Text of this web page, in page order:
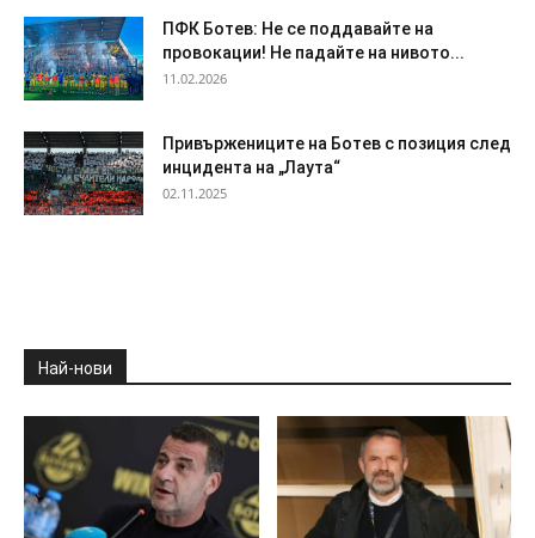
ПФК Ботев: Не се поддавайте на
провокации! Не падайте на нивото...
11.02.2026
Привържениците на Ботев с позиция след
инцидента на „Лаута“
02.11.2025
Най-нови